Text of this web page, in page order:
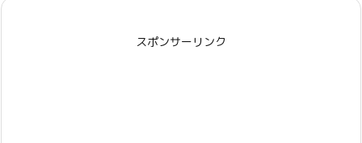
スポンサーリンク